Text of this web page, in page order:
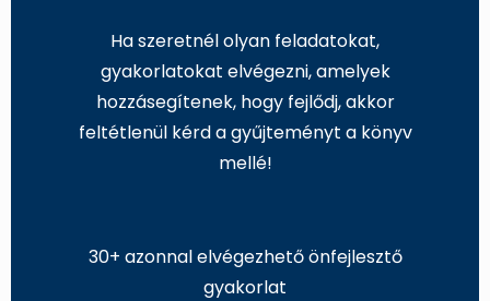
Ha szeretnél olyan feladatokat,
gyakorlatokat elvégezni, amelyek
hozzásegítenek, hogy fejlődj, akkor
feltétlenül kérd a gyűjteményt a könyv
mellé!
30+ azonnal elvégezhető önfejlesztő
gyakorlat